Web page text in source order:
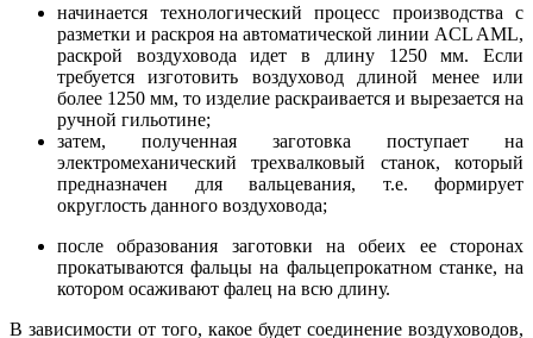
начинается технологический процесс производства с
разметки и раскроя на автоматической линии ACL AML,
раскрой воздуховода идет в длину 1250 мм. Если
требуется изготовить воздуховод длиной менее или
более 1250 мм, то изделие раскраивается и вырезается на
ручной гильотине;
затем, полученная заготовка поступает на
электромеханический трехвалковый станок, который
предназначен для вальцевания, т.е. формирует
округлость данного воздуховода;
после образования заготовки на обеих ее сторонах
прокатываются фальцы на фальцепрокатном станке, на
котором осаживают фалец на всю длину.
В зависимости от того, какое будет соединение воздуховодов,